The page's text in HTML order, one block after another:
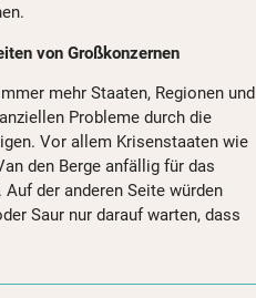
von Großkonzernen
mehr Staaten, Regionen und
Probleme durch die
Vor allem Krisenstaaten wie
den Berge anfällig für das
der anderen Seite würden
Saur nur darauf warten, dass